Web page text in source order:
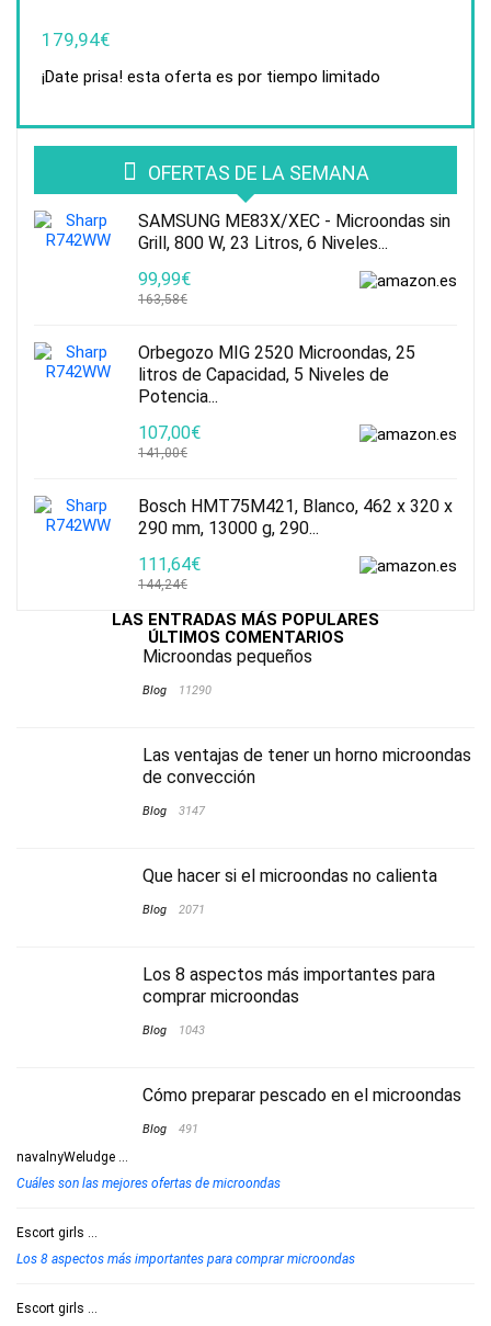
179,94€
¡Date prisa! esta oferta es por tiempo limitado
OFERTAS DE LA SEMANA
SAMSUNG ME83X/XEC - Microondas sin
Grill, 800 W, 23 Litros, 6 Niveles...
99,99€
163,58€
Orbegozo MIG 2520 Microondas, 25
litros de Capacidad, 5 Niveles de
Potencia...
107,00€
141,00€
Bosch HMT75M421, Blanco, 462 x 320 x
290 mm, 13000 g, 290...
111,64€
144,24€
LAS ENTRADAS MÁS POPULARES
ÚLTIMOS COMENTARIOS
Microondas pequeños
Blog 11290
Las ventajas de tener un horno microondas
de convección
Blog 3147
Que hacer si el microondas no calienta
Blog 2071
Los 8 aspectos más importantes para
comprar microondas
Blog 1043
Cómo preparar pescado en el microondas
Blog 491
navalnyWeludge ...
Cuáles son las mejores ofertas de microondas
Escort girls ...
Los 8 aspectos más importantes para comprar microondas
Escort girls ...